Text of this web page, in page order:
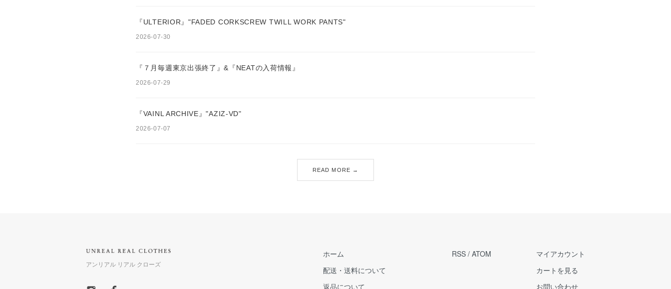
『ULTERIOR』"FADED CORKSCREW TWILL WORK PANTS"
2026-07-30
『７月毎週東京出張終了』&『NEATの入荷情報』
2026-07-29
『VAINL ARCHIVE』"AZIZ-VD"
2026-07-07
READ MORE →
アンリアル リアル クローズ
ホーム
配送・送料について
返品について
RSS / ATOM
マイアカウント
カートを見る
お問い合わせ